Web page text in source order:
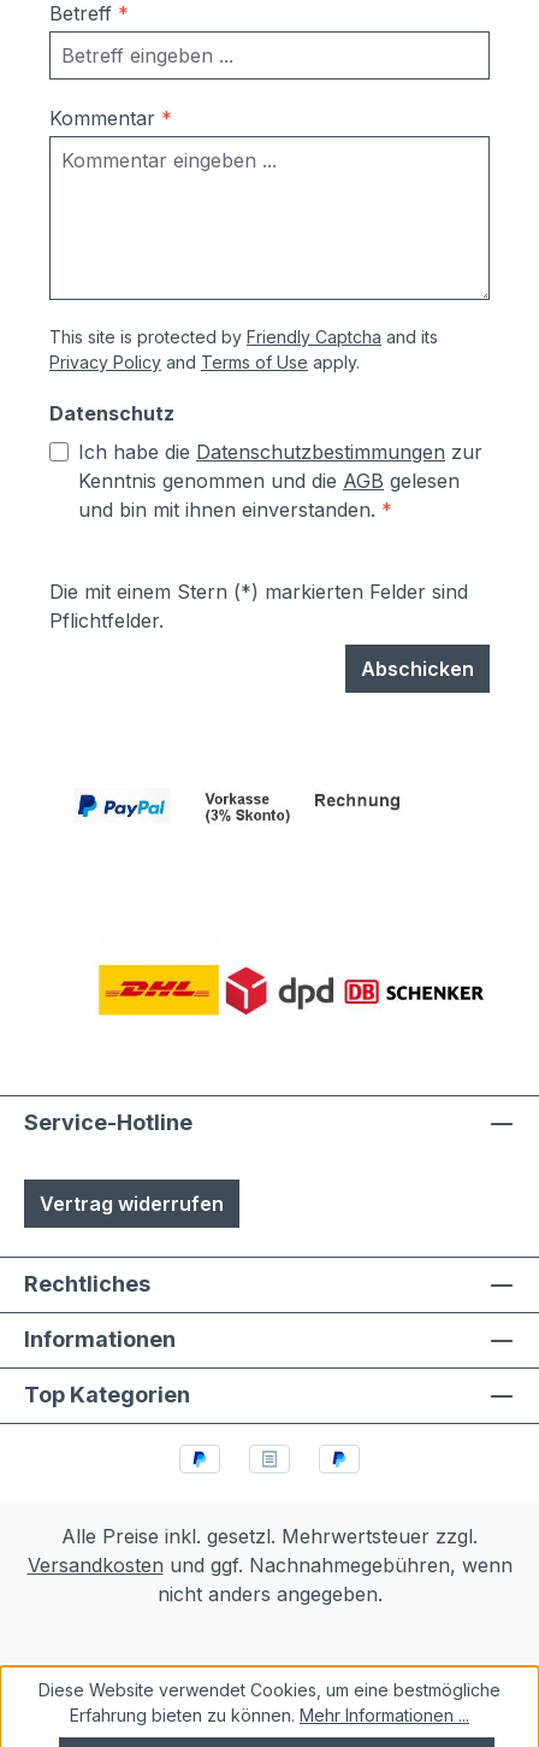
Betreff *
Kommentar *
This site is protected by Friendly Captcha and its
Privacy Policy and Terms of Use apply.
Datenschutz
Ich habe die Datenschutzbestimmungen zur
Kenntnis genommen und die AGB gelesen
und bin mit ihnen einverstanden. *
Die mit einem Stern (*) markierten Felder sind
Pflichtfelder.
Abschicken
Service-Hotline
Vertrag widerrufen
Rechtliches
Informationen
Top Kategorien
Alle Preise inkl. gesetzl. Mehrwertsteuer zzgl.
Versandkosten und ggf. Nachnahmegebühren, wenn
nicht anders angegeben.
Diese Website verwendet Cookies, um eine bestmögliche
Erfahrung bieten zu können. Mehr Informationen ...